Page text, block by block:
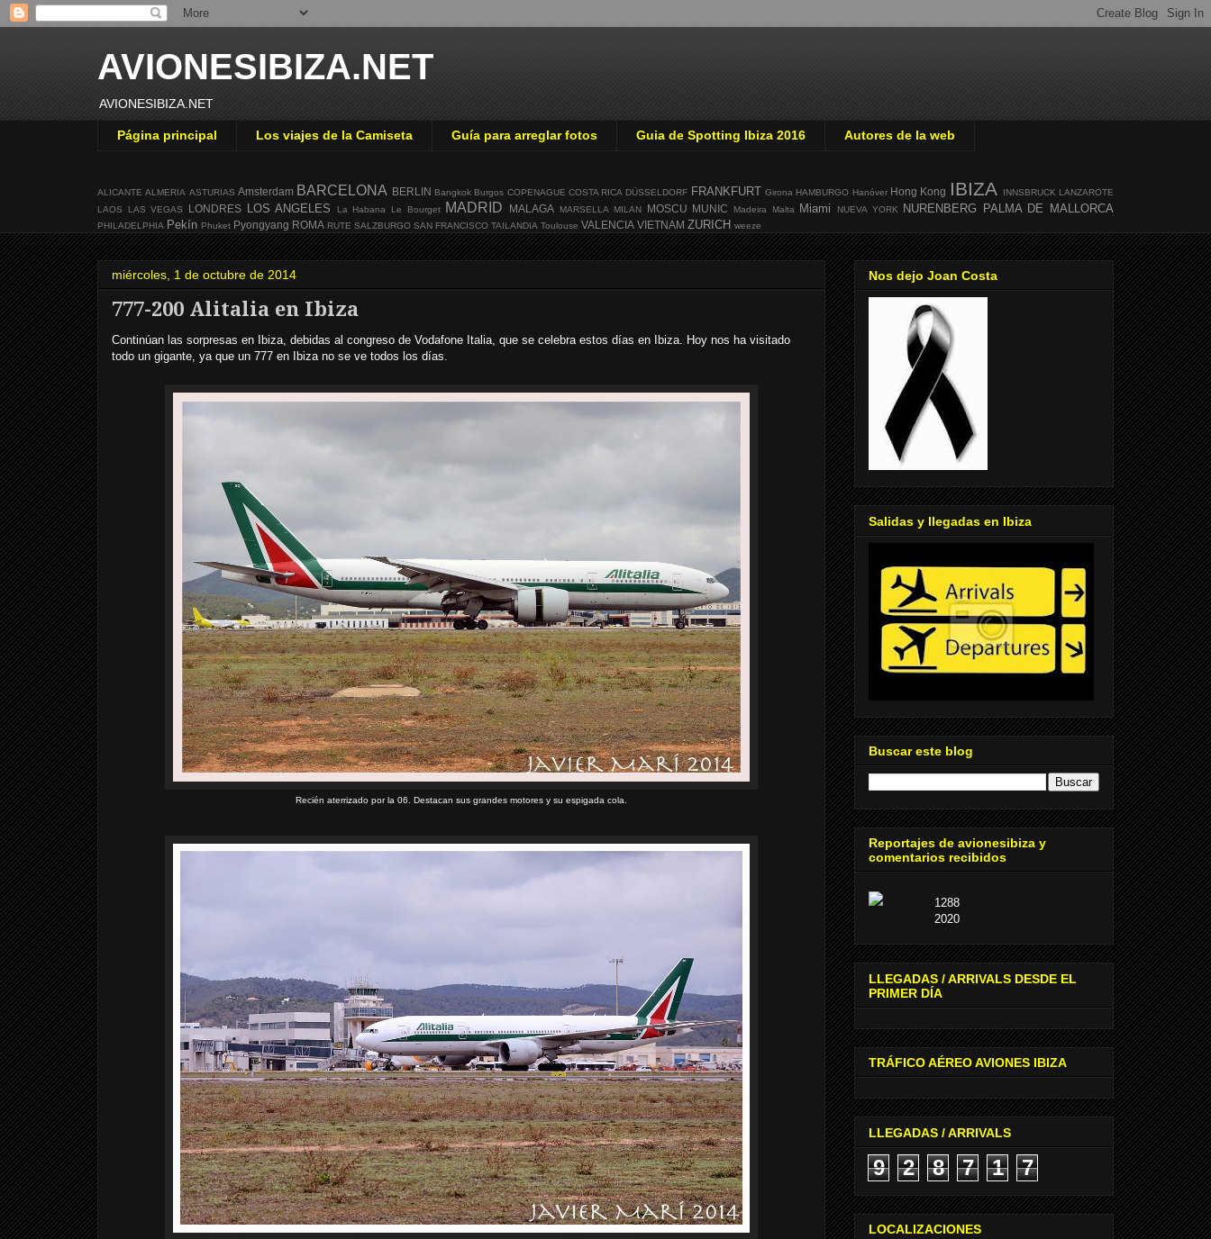
AVIONESIBIZA.NET
AVIONESIBIZA.NET
Página principal Los viajes de la Camiseta Guía para arreglar fotos Guia de Spotting Ibiza 2016 Autores de la web
ALICANTE ALMERIA ASTURIAS Amsterdam BARCELONA BERLIN Bangkok Burgos COPENAGUE COSTA RICA DÜSSELDORF FRANKFURT Girona HAMBURGO Hanóver Hong Kong IBIZA INNSBRUCK LANZAROTE
LAOS
LAS VEGAS LONDRES LOS ANGELES La Habana Le Bourget MADRID MALAGA MARSELLA MILAN MOSCU MUNIC Madeira Malta Miami NUEVA YORK NURENBERG PALMA DE MALLORCA
PHILADELPHIA Pekín Phuket Pyongyang ROMA RUTE SALZBURGO SAN FRANCISCO TAILANDIA Toulouse VALENCIA VIETNAM ZURICH weeze
miércoles, 1 de octubre de 2014
777-200 Alitalia en Ibiza
Continúan las sorpresas en Ibiza, debidas al congreso de Vodafone Italia, que se celebra estos días en Ibiza. Hoy nos ha visitado
todo un gigante, ya que un 777 en Ibiza no se ve todos los días.
Recién aterrizado por la 06. Destacan sus grandes motores y su espigada cola.
Nos dejo Joan Costa
Salidas y llegadas en Ibiza
Buscar este blog
Reportajes de avionesibiza y
comentarios recibidos
1288
2020
LLEGADAS / ARRIVALS DESDE EL
PRIMER DÍA
TRÁFICO AÉREO AVIONES IBIZA
LLEGADAS / ARRIVALS
9 2 8 7 1 7
LOCALIZACIONES